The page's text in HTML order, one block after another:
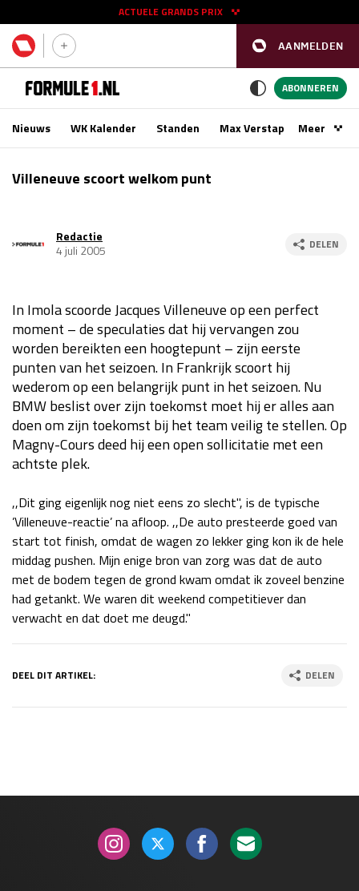
AANMELDEN
ACTUELE GRANDS PRIX
11 - 13 sep
Race
Kwalificatie
vr 14:00 - 15:00
Race
za 13:00 - 15:00
GP SINGAPORE 2026 09 - 11 okt
Kwalificatie
za 15:00 - 16:00
Race
zo 14:00 - 16:00
GP VERENIGDE STATEN 2026 23 - 25 okt
Kwalificatie
za 23:00 - 00:00
Race
zo 21:00 - 23:00
GP SÃO PAULO 2026 06 - 08 nov
Kwalificatie
za 19:00 - 20:00
Race
zo 18:00 - 20:00
Race
zo 05:00 - 07:00
za 15:00 - 16:00
zo 14:00 - 16:00
ABONNEREN
Nieuws WK Kalender Standen Max VerstappenMeer
Villeneuve scoort welkom punt
Redactie
4 juli 2005
DELEN
In Imola scoorde Jacques Villeneuve op een perfect
moment – de speculaties dat hij vervangen zou
worden bereikten een hoogtepunt – zijn eerste
punten van het seizoen. In Frankrijk scoort hij
wederom op een belangrijk punt in het seizoen. Nu
BMW beslist over zijn toekomst moet hij er alles aan
doen om zijn toekomst bij het team veilig te stellen. Op
Magny-Cours deed hij een open sollicitatie met een
achtste plek.
,,Dit ging eigenlijk nog niet eens zo slecht", is de typische
’Villeneuve-reactie’ na afloop. ,,De auto presteerde goed van
start tot finish, omdat de wagen zo lekker ging kon ik de hele
middag pushen. Mijn enige bron van zorg was dat de auto
met de bodem tegen de grond kwam omdat ik zoveel benzine
had getankt. We waren dit weekend competitiever dan
verwacht en dat doet me deugd."
DEEL DIT ARTIKEL: DELEN